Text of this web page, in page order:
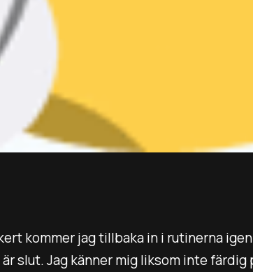
kommer jag tillbaka in i rutinerna
slut. Jag känner mig liksom inte färdig